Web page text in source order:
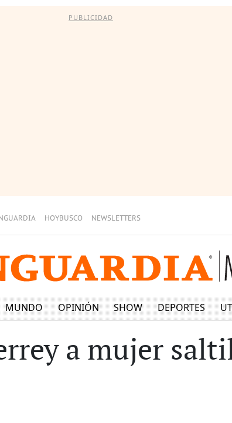
PUBLICIDAD
HOYBUSCO NEWSLETTERS
MUNDO OPINIÓN SHOW DEPORTES
a mujer